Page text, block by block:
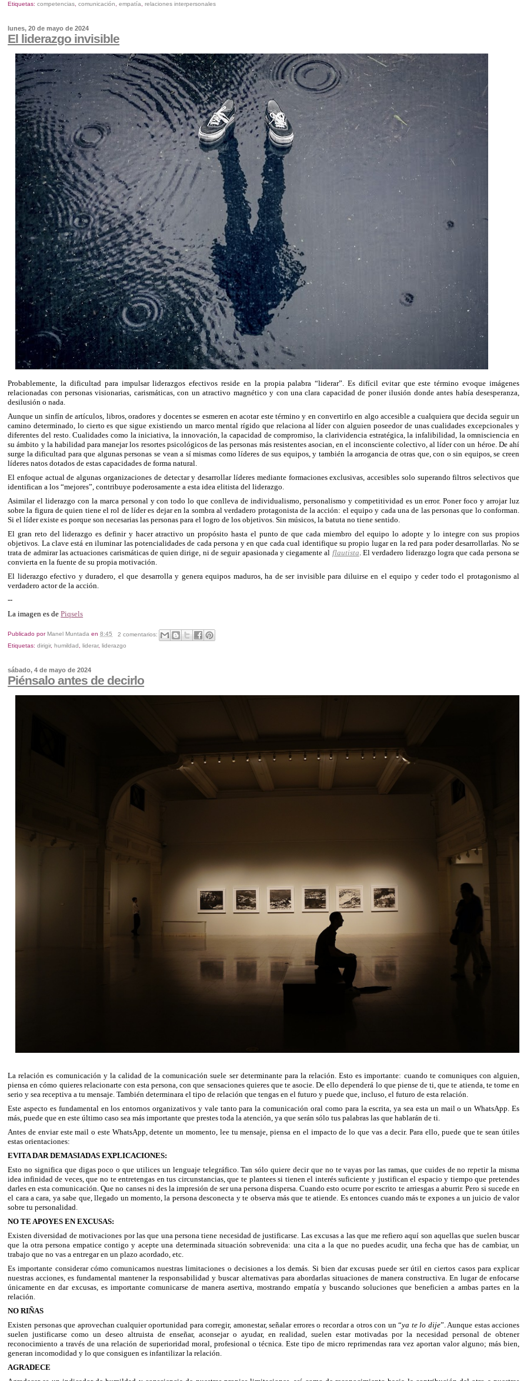
Etiquetas:competencias ,comunicación ,empatía ,relaciones interpersonales
lunes, 20 de mayo de 2024
El liderazgo invisible
Probablemente, la dificultad para impulsar liderazgos efectivos reside en la propia palabra “liderar”. Es difícil evitar que este término evoque imágenes
relacionadas con personas visionarias, carismáticas, con un atractivo magnético y con una clara capacidad de poner ilusión donde antes había desesperanza,
desilusión o nada.
Aunque un sinfín de artículos, libros, oradores y docentes se esmeren en acotar este término y en convertirlo en algo accesible a cualquiera que decida seguir un
camino determinado, lo cierto es que sigue existiendo un marco mental rígido que relaciona al líder con alguien poseedor de unas cualidades excepcionales y
diferentes del resto. Cualidades como la iniciativa, la innovación, la capacidad de compromiso, la clarividencia estratégica, la infalibilidad, la omnisciencia en
su ámbito y la habilidad para manejar los resortes psicológicos de las personas más resistentes asocian, en el inconsciente colectivo, al líder con un héroe. De ahí
surge la dificultad para que algunas personas se vean a sí mismas como líderes de sus equipos, y también la arrogancia de otras que, con o sin equipos, se creen
líderes natos dotados de estas capacidades de forma natural.
El enfoque actual de algunas organizaciones de detectar y desarrollar líderes mediante formaciones exclusivas, accesibles solo superando filtros selectivos que
identifican a los “mejores”, contribuye poderosamente a esta idea elitista del liderazgo.
Asimilar el liderazgo con la marca personal y con todo lo que conlleva de individualismo, personalismo y competitividad es un error. Poner foco y arrojar luz
sobre la figura de quien tiene el rol de líder es dejar en la sombra al verdadero protagonista de la acción: el equipo y cada una de las personas que lo conforman.
Si el líder existe es porque son necesarias las personas para el logro de los objetivos. Sin músicos, la batuta no tiene sentido.
El gran reto del liderazgo es definir y hacer atractivo un propósito hasta el punto de que cada miembro del equipo lo adopte y lo integre con sus propios
objetivos. La clave está en iluminar las potencialidades de cada persona y en que cada cual identifique su propio lugar en la red para poder desarrollarlas. No se
trata de admirar las actuaciones carismáticas de quien dirige, ni de seguir apasionada y ciegamente al flautista. El verdadero liderazgo logra que cada persona se
convierta en la fuente de su propia motivación.
El liderazgo efectivo y duradero, el que desarrolla y genera equipos maduros, ha de ser invisible para diluirse en el equipo y ceder todo el protagonismo al
verdadero actor de la acción.
--
La imagen es dePiqsels
Publicado por Manel Muntada en8:45
2 comentarios:
Etiquetas:dirigir, humildad , liderar, liderazgo
sábado, 4 de mayo de 2024
Piénsalo antes de decirlo
La relación es comunicación y la calidad de la comunicación suele ser determinante para la relación. Esto es importante: cuando te comuniques con alguien,
piensa en cómo quieres relacionarte con esta persona, con que sensaciones quieres que te asocie. De ello dependerá lo que piense de ti, que te atienda, te tome en
serio y sea receptiva a tu mensaje. También determinara el tipo de relación que tengas en el futuro y puede que, incluso, el futuro de esta relación.
Este aspecto es fundamental en los entornos organizativos y vale tanto para la comunicación oral como para la escrita, ya sea esta un mail o un WhatsApp. Es
más, puede que en este último caso sea más importante que prestes toda la atención, ya que serán sólo tus palabras las que hablarán de ti.
Antes de enviar este mail o este WhatsApp, detente un momento, lee tu mensaje, piensa en el impacto de lo que vas a decir. Para ello, puede que te sean útiles
estas orientaciones:
EVITA DAR DEMASIADAS EXPLICACIONES:
Esto no significa que digas poco o que utilices un lenguaje telegráfico. Tan sólo quiere decir que no te vayas por las ramas, que cuides de no repetir la misma
idea infinidad de veces, que no te entretengas en tus circunstancias, que te plantees si tienen el interés suficiente y justifican el espacio y tiempo que pretendes
darles en esta comunicación. Que no canses ni des la impresión de ser una persona dispersa. Cuando esto ocurre por escrito te arriesgas a aburrir. Pero si sucede en
el cara a cara, ya sabe que, llegado un momento, la persona desconecta y te observa más que te atiende. Es entonces cuando más te expones a un juicio de valor
sobre tu personalidad.
NO TE APOYES EN EXCUSAS:
Existen diversidad de motivaciones por las que una persona tiene necesidad de justificarse. Las excusas a las que me refiero aquí son aquellas que suelen buscar
que la otra persona empatice contigo y acepte una determinada situación sobrevenida: una cita a la que no puedes acudir, una fecha que has de cambiar, un
trabajo que no vas a entregar en un plazo acordado, etc.
Es importante considerar cómo comunicamos nuestras limitaciones o decisiones a los demás. Si bien dar excusas puede ser útil en ciertos casos para explicar
nuestras acciones, es fundamental mantener la responsabilidad y buscar alternativas para abordarlas situaciones de manera constructiva. En lugar de enfocarse
únicamente en dar excusas, es importante comunicarse de manera asertiva, mostrando empatía y buscando soluciones que beneficien a ambas partes en la
relación.
NO RIÑAS
Existen personas que aprovechan cualquier oportunidad para corregir, amonestar, señalar errores o recordar a otros con un “ya te lo dije”. Aunque estas acciones
suelen justificarse como un deseo altruista de enseñar, aconsejar o ayudar, en realidad, suelen estar motivadas por la necesidad personal de obtener
reconocimiento a través de una relación de superioridad moral, profesional o técnica. Este tipo de micro reprimendas rara vez aportan valor alguno; más bien,
generan incomodidad y lo que consiguen es infantilizar la relación.
AGRADECE